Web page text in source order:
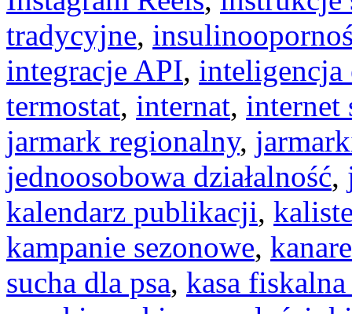
tradycyjne,
integracje API, inteligencja
termostat, internat, internet
jarmark regionalny,
jednoosobowa działalność,
kalendarz publikacji,
kampanie sezonowe,
sucha dla psa, kasa